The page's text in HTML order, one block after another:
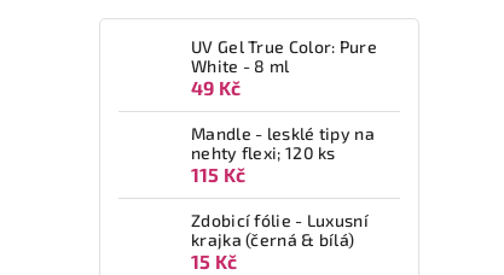
UV Gel True Color: Pure
White - 8 ml
49 Kč
Mandle - lesklé tipy na
nehty flexi; 120 ks
115 Kč
Zdobicí fólie - Luxusní
krajka (černá & bílá)
15 Kč